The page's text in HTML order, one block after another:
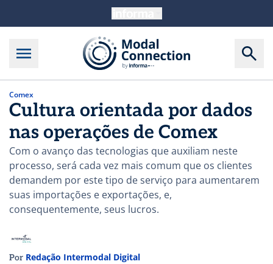
Comex
Cultura orientada por dados
nas operações de Comex
Com o avanço das tecnologias que auxiliam neste
processo, será cada vez mais comum que os clientes
demandem por este tipo de serviço para aumentarem
suas importações e exportações, e,
consequentemente, seus lucros.
Por Redação Intermodal Digital